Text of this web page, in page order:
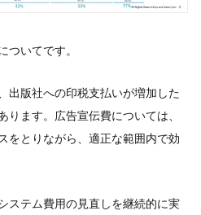
ついてです。
出版社への印税支払いが増加した
ります。広告宣伝費については、
をとりながら、適正な範囲内で効
ステム費用の見直しを継続的に実